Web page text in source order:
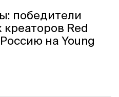
победители
Red
на Young